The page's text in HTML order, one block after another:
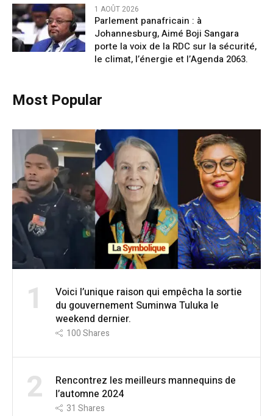
1 AOÛT 2026
Parlement panafricain : à
Johannesburg, Aimé Boji Sangara
porte la voix de la RDC sur la sécurité,
le climat, l’énergie et l’Agenda 2063.
Most Popular
1
Voici l’unique raison qui empêcha la sortie
du gouvernement Suminwa Tuluka le
weekend dernier.
100Shares
2
Rencontrez les meilleurs mannequins de
l’automne 2024
31 Shares